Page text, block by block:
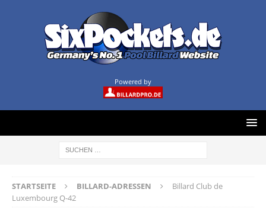
Powered by
STARTSEITE BILLARD-ADRESSEN
Billard Club de
Luxembourg Q-42